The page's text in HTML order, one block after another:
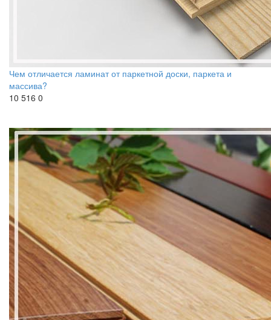
Чем отличается ламинат от паркетной доски, паркета и
массива?
10 516 0